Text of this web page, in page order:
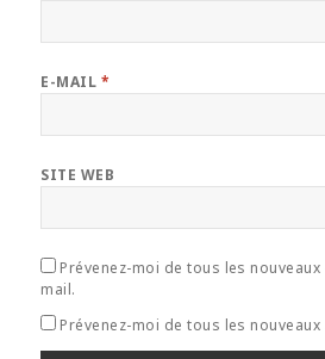
E-MAIL *
SITE WEB
Prévenez-moi de tous les
mail.
Prévenez-moi de tous les